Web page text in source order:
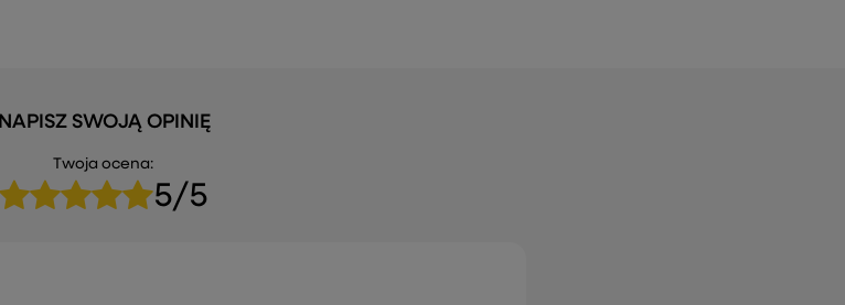
NAPISZ SWOJĄ OPINIĘ
Twoja ocena:
5/5